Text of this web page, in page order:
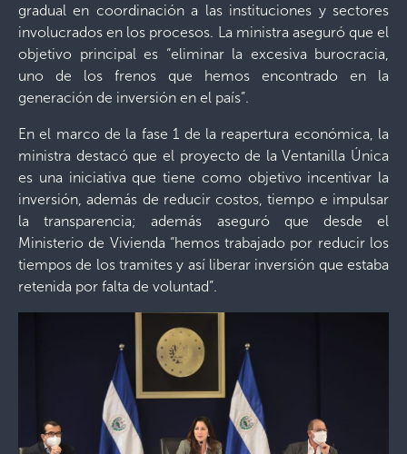
gradual en coordinación a las instituciones y sectores
involucrados en los procesos. La ministra aseguró que el
objetivo principal es “eliminar la excesiva burocracia,
uno de los frenos que hemos encontrado en la
generación de inversión en el país”.
En el marco de la fase 1 de la reapertura económica, la
ministra destacó que el proyecto de la Ventanilla Única
es una iniciativa que tiene como objetivo incentivar la
inversión, además de reducir costos, tiempo e impulsar
la transparencia; además aseguró que desde el
Ministerio de Vivienda “hemos trabajado por reducir los
tiempos de los tramites y así liberar inversión que estaba
retenida por falta de voluntad”.